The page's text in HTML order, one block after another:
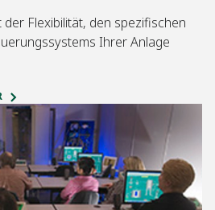
Flexibilität, den spezifischen
Ihrer Anlage